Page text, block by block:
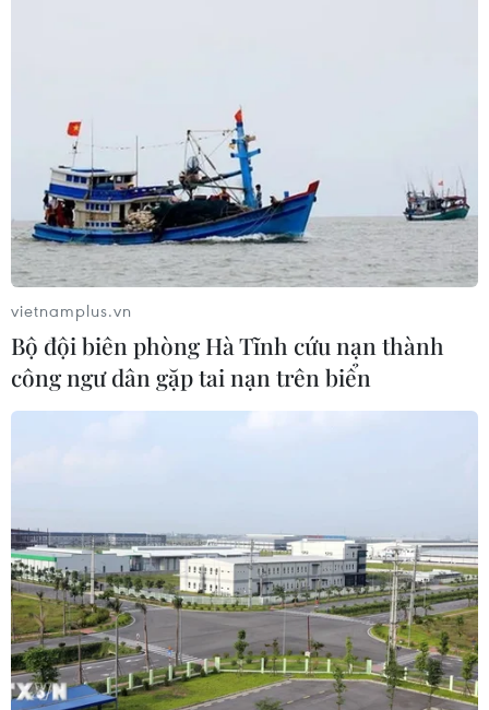
vietnamplus.vn
Bộ đội biên phòng Hà Tĩnh cứu nạn thành
công ngư dân gặp tai nạn trên biển